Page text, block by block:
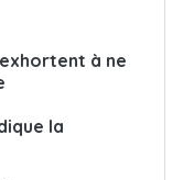
à ne
la